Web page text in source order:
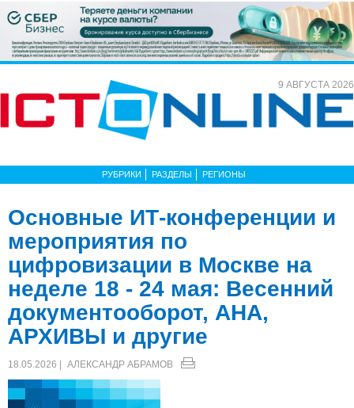
9 АВГУСТА 2026
РУБРИКИ РАЗДЕЛЫ РЕГИОНЫ
Основные ИТ-конференции и
мероприятия по
цифровизации в Москве на
неделе 18 - 24 мая: Весенний
документооборот, АНА,
АРХИВЫ и другие
18.05.2026 | АЛЕКСАНДР АБРАМОВ